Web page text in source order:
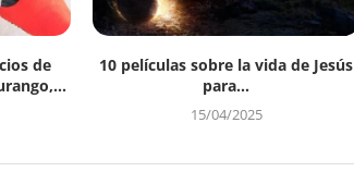
de
10 películas sobre la vida de Jesús
para...
15/04/2025